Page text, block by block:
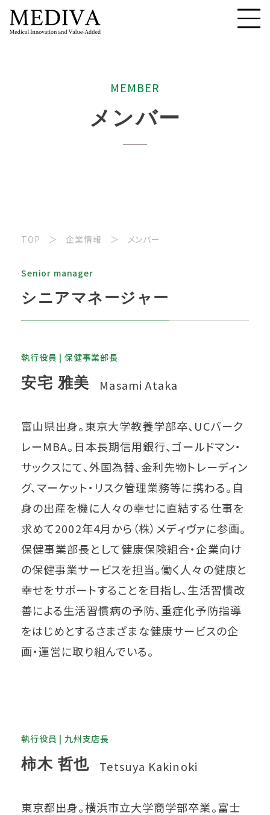
MEMBER
メ ンバー
TOP 企業情報 メンバー
Senior manager
シニアマネージャー
執行役員 | 保健事業部長
安宅 雅美 Masami Ataka
富山県出身。東京大学教養学部卒、UCバーク
レーMBA。日本長期信用銀行、ゴールドマン・
サックスにて、外国為替、金利先物トレーディン
グ、マーケット・リスク管理業務等に携わる。自
身の出産を機に人々の幸せに直結する仕事を
求めて2002年4月から（株）メディヴァに参画。
保健事業部長として健康保険組合・企業向け
の保健事業サービスを担当。働く人々の健康と
幸せをサポートすることを目指し、生活習慣改
善による生活習慣病の予防、重症化予防指導
をはじめとするさまざまな健康サービスの企
画・運営に取り組んでいる。
執行役員 | 九州支店長
柿木 哲也 Tetsuya Kakinoki
東京都出身。横浜市立大学商学部卒業。富士